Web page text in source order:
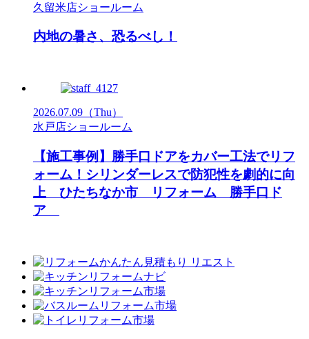
久留米店ショールーム
内地の暑さ、恐るべし！
2026.07.09 （Thu）
水戸店ショールーム
【施工事例】勝手口ドアをカバー工法でリフ
ォーム！シリンダーレスで防犯性を劇的に向
上 ひたちなか市 リフォーム 勝手口ド
ア